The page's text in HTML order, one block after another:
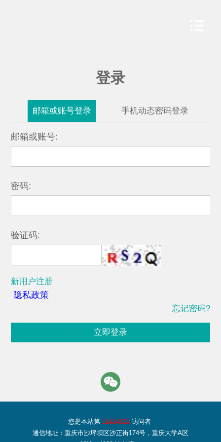
登录
邮箱或账号登录 手机动态密码登录
邮箱或账号:
密码:
验证码:
新用户注册
隐私政策
忘记密码?
立即登录
您是本站第 11424822 访问者
通信地址：重庆市沙坪坝区沙正街174号，重庆大学A区